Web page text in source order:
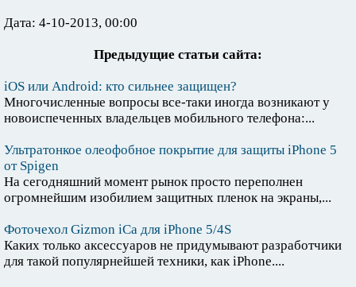
Дата: 4-10-2013, 00:00
Предыдущие статьи сайта:
iOS или Android: кто сильнее защищен?
Многочисленные вопросы все-таки иногда возникают у
новоиспеченных владельцев мобильного телефона:...
Ультратонкое олеофобное покрытие для защиты iPhone 5
от Spigen
На сегодняшний момент рынок просто переполнен
огромнейшим изобилием защитных пленок на экраны,...
Фоточехол Gizmon iCa для iPhone 5/4S
Каких только аксессуаров не придумывают разработчики
для такой популярнейшей техники, как iPhone....